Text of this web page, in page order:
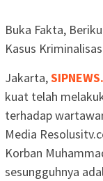
Buka Fakta,
Kasus
Jakarta,
kuat telah
terhadap
Media
Korban
sesungguhnya